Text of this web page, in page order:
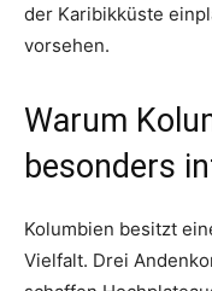
der Karibikküste
vorsehen.
Warum
besonders
Kolumbien besitzt
Vielfalt. Drei